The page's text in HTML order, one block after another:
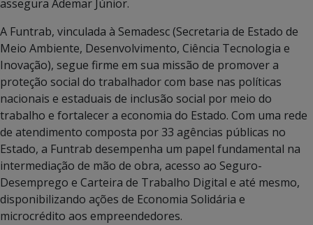
assegura Ademar Júnior.
A Funtrab, vinculada à Semadesc (Secretaria de Estado de
Meio Ambiente, Desenvolvimento, Ciência Tecnologia e
Inovação), segue firme em sua missão de promover a
proteção social do trabalhador com base nas políticas
nacionais e estaduais de inclusão social por meio do
trabalho e fortalecer a economia do Estado. Com uma rede
de atendimento composta por 33 agências públicas no
Estado, a Funtrab desempenha um papel fundamental na
intermediação de mão de obra, acesso ao Seguro-
Desemprego e Carteira de Trabalho Digital e até mesmo,
disponibilizando ações de Economia Solidária e
microcrédito aos empreendedores.